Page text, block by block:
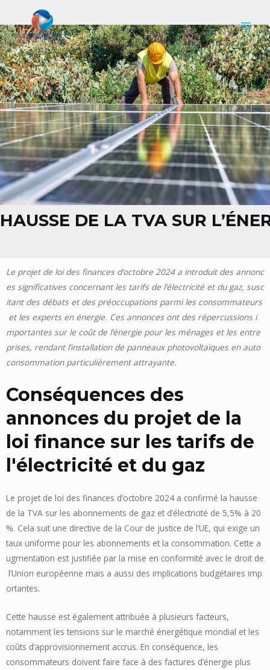
au
contenu
HAUSSE DE LA TVA SUR
Le projet de loi des finances d’octobre 2024 a introduit des annonc
es significatives concernant les tarifs de l’électricité et du gaz, susc
itant des débats et des préoccupations parmi les consommateurs
et les experts en énergie. Ces annonces ont des répercussions i
mportantes sur le coût de l’énergie pour les ménages et les entre
prises, rendant l’installation de panneaux photovoltaïques en auto
consommation particulièrement attrayante.
Conséquences des
annonces du projet de la
loi finance sur les tarifs de
l'électricité et du gaz
Le projet de loi des finances d’octobre 2024 a confirmé la hausse
de la TVA sur les abonnements de gaz et d’électricité de 5,5% à 20
%. Cela suit une directive de la Cour de justice de l’UE, qui exige un
taux uniforme pour les abonnements et la consommation. Cette a
ugmentation est justifiée par la mise en conformité avec le droit de
l’Union européenne mais a aussi des implications budgétaires imp
ortantes.
Cette hausse est également attribuée à plusieurs facteurs,
notamment les tensions sur le marché énergétique mondial et les
coûts d’approvisionnement accrus. En conséquence, les
consommateurs doivent faire face à des factures d’énergie plus
Navigation
de
l’article